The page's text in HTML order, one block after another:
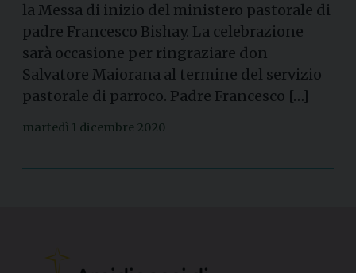
la Messa di inizio del ministero pastorale di
padre Francesco Bishay. La celebrazione
sarà occasione per ringraziare don
Salvatore Maiorana al termine del servizio
pastorale di parroco. Padre Francesco […]
martedì 1 dicembre 2020